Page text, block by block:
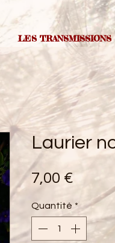
LES TRANSMISSIONS
Laurier
7,00 €Prix
Quantité *